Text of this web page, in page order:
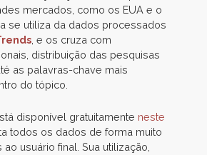
mercados, como os EUA e o
se utiliza da dados processados
, e os cruza com
distribuição das pesquisas
as palavras-chave mais
do tópico.
disponível gratuitamente neste
todos os dados de forma muito
usuário final. Sua utilização,